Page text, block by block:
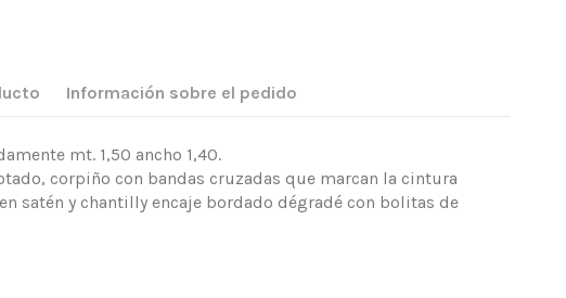
Información sobre el pedido
mt. 1,50 ancho 1,40.
corpiño con bandas cruzadas que marcan la cintura
satén y chantilly encaje bordado dégradé con bolitas de